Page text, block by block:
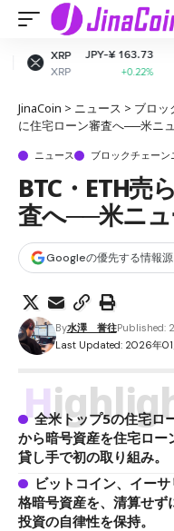
¥ 163.73
+0.22%
Solana
SOL
JinaCoin > ニュース > ブロッ
に住宅ローン審査へ──米ニ
ニュース ブロックチェーン
BTC・ETH売
査へ──米ニ
Googleの優先する情報
Last Updated: 2026年01
By水澤 誉往Published:
全米トップ5の住宅ロ
から暗号資産を住宅ロ
貸し手で初の取り組み。
ビットコイン、イー
格暗号資産を、清算せず
投資の自律性を保持。